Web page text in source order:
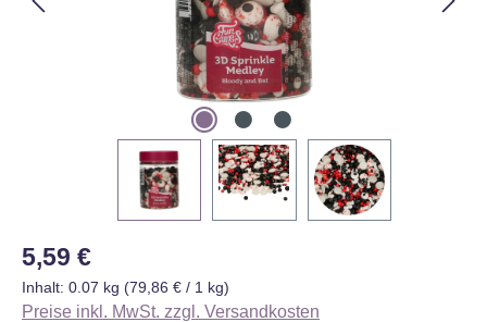
Regulärer Preis:
5,59 €
Inhalt: 0.07 kg (79,86 € / 1 kg)
Preise inkl. MwSt. zzgl. Versandkosten